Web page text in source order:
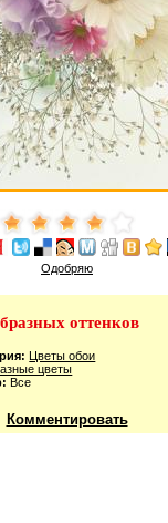
Одобряю
оттенков
Цветы обои
цветы
Все
Комментировать